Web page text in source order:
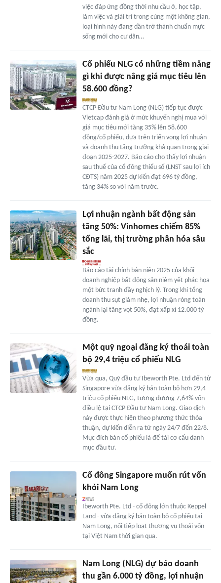
việc đáp ứng đồng thời nhu cầu ở, học tập,
làm việc và giải trí trong cùng một không gian,
loại hình này đang dần trở thành chuẩn mực
sống mới cho cư dân…
Cổ phiếu NLG có những tiềm năng
gì khi được nâng giá mục tiêu lên
58.600 đồng?
CTCP Đầu tư Nam Long (NLG) tiếp tục được
Vietcap đánh giá ở mức khuyến nghị mua với
giá mục tiêu mới tăng 35% lên 58.600
đồng/cổ phiếu, dựa trên triển vọng lợi nhuận
và doanh thu tăng trưởng khả quan trong giai
đoạn 2025-2027. Báo cáo cho thấy lợi nhuận
sau thuế của cổ đông thiểu số (LNST sau lợi ích
CĐTS) năm 2025 dự kiến đạt 696 tỷ đồng,
tăng 34% so với năm trước.
Lợi nhuận ngành bất động sản
tăng 50%: Vinhomes chiếm 85%
tổng lãi, thị trường phân hóa sâu
sắc
Báo cáo tài chính bán niên 2025 của khối
doanh nghiệp bất động sản niêm yết phác họa
một bức tranh đầy nghịch lý. Trong khi tổng
doanh thu sụt giảm nhẹ, lợi nhuận ròng toàn
ngành lại tăng vọt 50%, đạt xấp xỉ 12.000 tỷ
đồng.
Một quỹ ngoại đăng ký thoái toàn
bộ 29,4 triệu cổ phiếu NLG
Vừa qua, Quỹ đầu tư Ibeworth Pte. Ltd đến từ
Singapore vừa đăng ký bán toàn bộ hơn 29,4
triệu cổ phiếu NLG, tương đương 7,64% vốn
điều lệ tại CTCP Đầu tư Nam Long. Giao dịch
này được thực hiện theo phương thức thỏa
thuận, dự kiến diễn ra từ ngày 24/7 đến 22/8.
Mục đích bán cổ phiếu là để tái cơ cấu danh
mục đầu tư.
Cổ đông Singapore muốn rút vốn
khỏi Nam Long
Ibeworth Pte. Ltd - cổ đông lớn thuộc Keppel
Land - vừa đăng ký bán toàn bộ cổ phiếu tại
Nam Long, nối tiếp loạt thương vụ thoái vốn
tại Việt Nam thời gian qua.
Nam Long (NLG) dự báo doanh
thu gần 6.000 tỷ đồng, lợi nhuận